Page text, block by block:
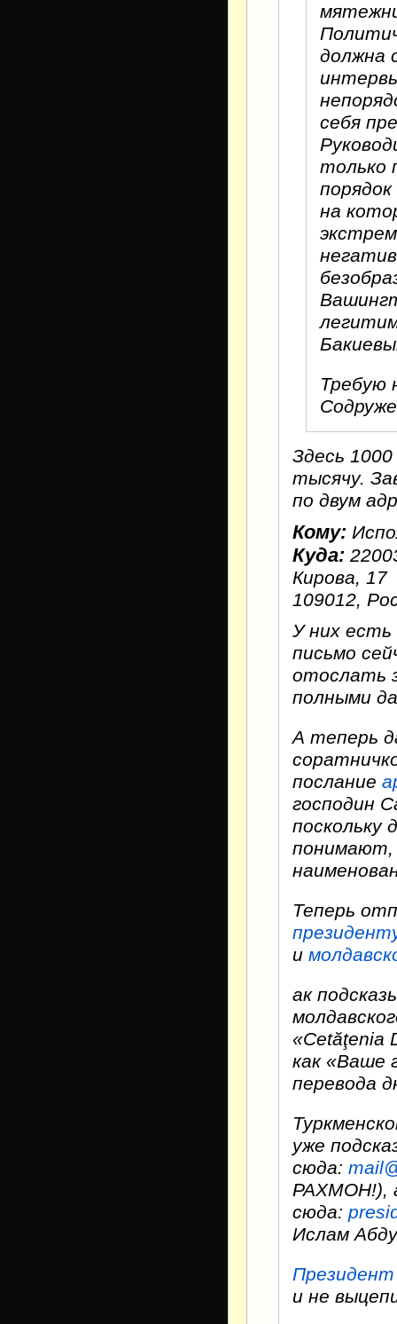
должна
себя
только
на
Требую
Здесь
тысячу.
по двум
Кому:
Куда:
Кирова, 17
109012,
У них
письмо
отослать
полными
А теперь
послание
господин
поскольку
понимают,
Теперь
и
ак
«Cetăţenia
как «Ваше
перевода
уже
сюда:
РАХМОН!),
сюда:
Ислам
и не